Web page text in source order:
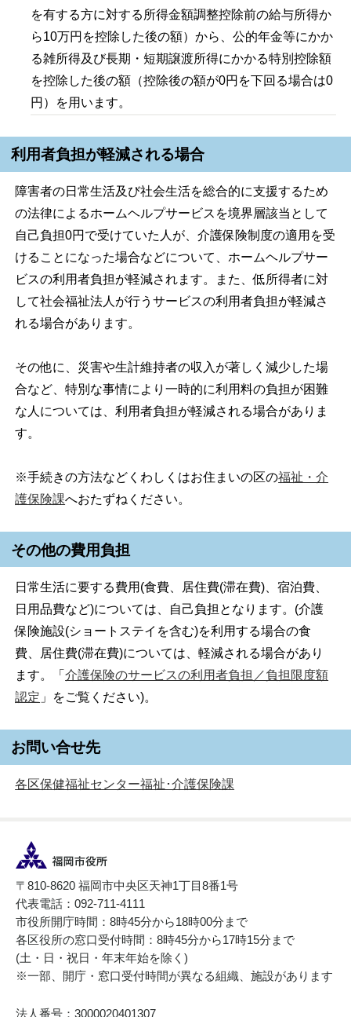
を有する方に対する所得金額調整控除前の給与所得か
ら10万円を控除した後の額）から、公的年金等にかか
る雑所得及び長期・短期譲渡所得にかかる特別控除額
を控除した後の額（控除後の額が0円を下回る場合は0
円）を用います。
利用者負担が軽減される場合
障害者の日常生活及び社会生活を総合的に支援するため
の法律によるホームヘルプサービスを境界層該当として
自己負担0円で受けていた人が、介護保険制度の適用を受
けることになった場合などについて、ホームヘルプサー
ビスの利用者負担が軽減されます。また、低所得者に対
して社会福祉法人が行うサービスの利用者負担が軽減さ
れる場合があります。
その他に、災害や生計維持者の収入が著しく減少した場
合など、特別な事情により一時的に利用料の負担が困難
な人については、利用者負担が軽減される場合がありま
す。
※手続きの方法などくわしくはお住まいの区の福祉・介
護保険課へおたずねください。
その他の費用負担
日常生活に要する費用(食費、居住費(滞在費)、宿泊費、
日用品費など)については、自己負担となります。(介護
保険施設(ショートステイを含む)を利用する場合の食
費、居住費(滞在費)については、軽減される場合があり
ます。「介護保険のサービスの利用者負担／負担限度額
認定 」をご覧ください)。
お問い合せ先
各区保健福祉センター福祉･介護保険課
〒810-8620 福岡市中央区天神1丁目8番1号
代表電話：092-711-4111
市役所開庁時間：8時45分から18時00分まで
各区役所の窓口受付時間：8時45分から17時15分まで
(土・日・祝日・年末年始を除く)
※一部、開庁・窓口受付時間が異なる組織、施設があります
法人番号：3000020401307